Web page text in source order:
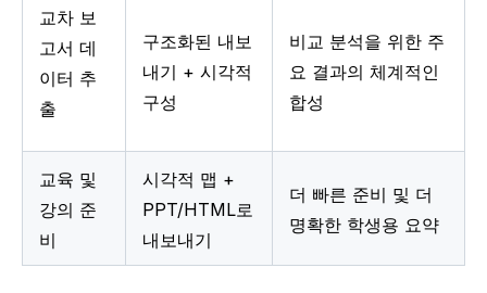
교차 보
고서 데
이터 추
출
구조화된 내보
내기 + 시각적
구성
비교 분석을 위한 주
요 결과의 체계적인
합성
교육 및
강의 준
비
시각적 맵 +
PPT/HTML로
내보내기
더 빠른 준비 및 더
명확한 학생용 요약